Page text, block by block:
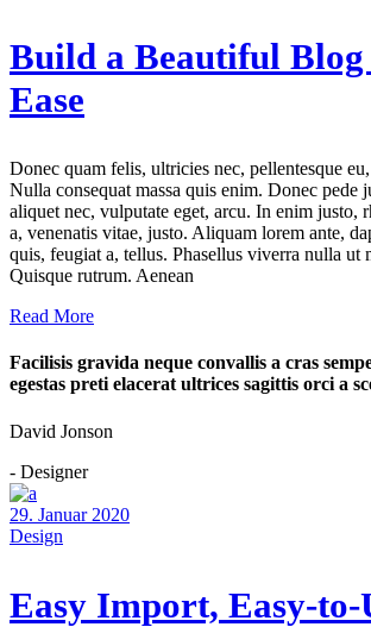
Build a Beautiful
Ease
Donec quam felis, ultricies nec, pellentesque
Nulla consequat massa quis enim. Donec pede
aliquet nec, vulputate eget, arcu. In enim justo,
a, venenatis vitae, justo. Aliquam lorem ante,
quis, feugiat a, tellus. Phasellus viverra nulla ut
Quisque rutrum. Aenean
Read More
Facilisis gravida neque convallis a cras
egestas preti elacerat ultrices sagittis orci a
David Jonson
- Designer
29. Januar 2020
Design
Easy Import, Easy-to-